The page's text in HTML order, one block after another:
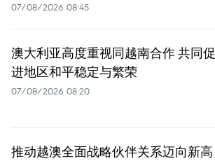
07/08/2026 08:45
澳大利亚高度重视同越南合作 共同促
进地区和平稳定与繁荣
07/08/2026 08:20
推动越澳全面战略伙伴关系迈向新高